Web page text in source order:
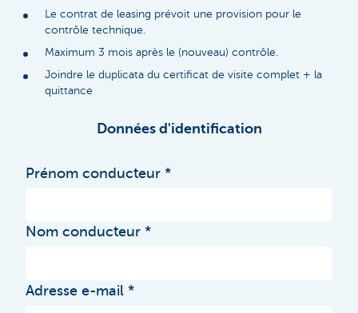
Le contrat de leasing prévoit une provision pour le
contrôle technique.
Maximum 3 mois après le (nouveau) contrôle.
Joindre le duplicata du certificat de visite complet + la
quittance
Données d'identification
Prénom conducteur
Nom conducteur
Adresse e-mail